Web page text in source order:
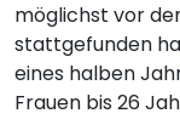
möglichst vor
stattgefunden
eines halben
Frauen bis 26